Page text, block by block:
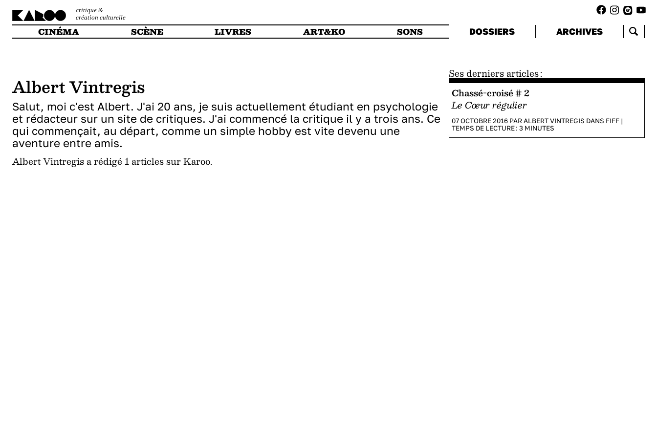
critique &
création culturelle
CINÉMA SCÈNE LIVRES ART&KO SONS DOSSIERS ARCHIVES
Albert Vintregis
Salut, moi c'est Albert. J'ai 20 ans, je suis actuellement étudiant en psychologie
et rédacteur sur un site de critiques. J'ai commencé la critique il y a trois ans. Ce
qui commençait, au départ, comme un simple hobby est vite devenu une
aventure entre amis.
Albert Vintregis a rédigé 1 articles sur Karoo.
Ses derniers articles :
Chassé-croisé # 2
Le Cœur régulier
07 OCTOBRE 2016 PARALBERT VINTREGIS DANS FIFF|
TEMPS DE LECTURE : 3 MINUTES